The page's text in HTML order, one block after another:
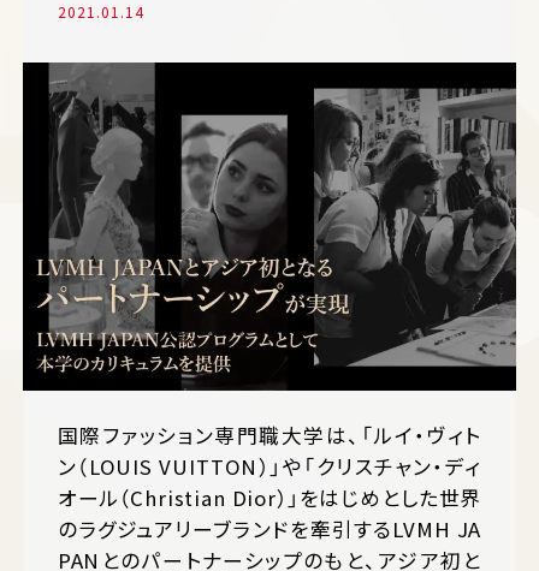
2021.01.14
国際ファッション専門職大学は、「ルイ・ヴィト
ン（LOUIS VUITTON）」や「クリスチャン・ディ
オール（Christian Dior）」をはじめとした世界
のラグジュアリーブランドを牽引するLVMH JA
PANとのパートナーシップのもと、アジア初と